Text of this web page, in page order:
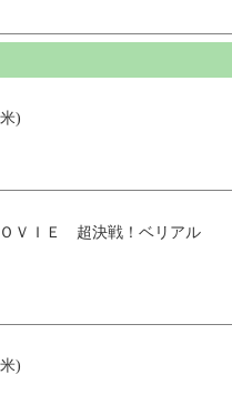
)
ＶＩＥ 超決戦！ベリアル
)